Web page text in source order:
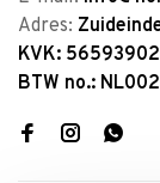
Adres:
KVK: 56593902
BTW no.: